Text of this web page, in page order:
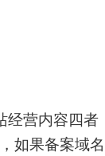
经营内容四者
如果备案域名